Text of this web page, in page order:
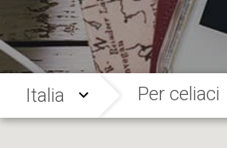
Italia Per celiaci